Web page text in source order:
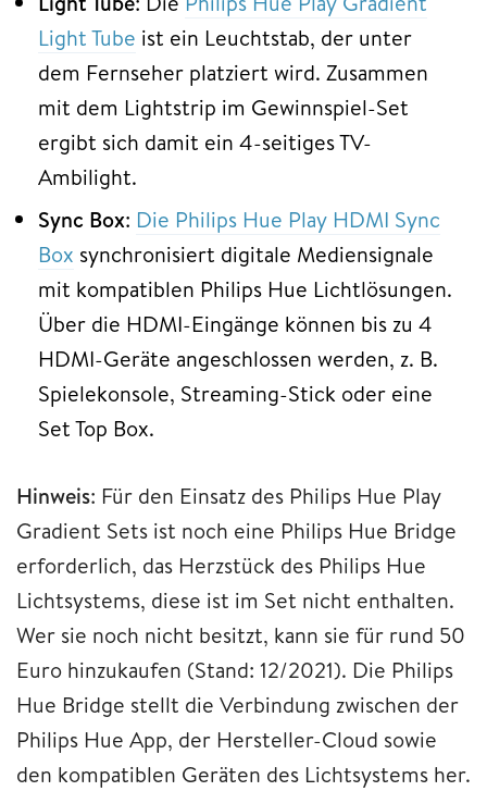
Light Tube ist ein Leuchtstab, der unter
dem Fernseher platziert wird. Zusammen
mit dem Lightstrip im Gewinnspiel-Set
ergibt sich damit ein 4-seitiges TV-
Ambilight.
Sync Box: Die Philips Hue Play HDMI Sync
Box synchronisiert digitale Mediensignale
mit kompatiblen Philips Hue Lichtlösungen.
Über die HDMI-Eingänge können bis zu 4
HDMI-Geräte angeschlossen werden, z. B.
Spielekonsole, Streaming-Stick oder eine
Set Top Box.
Hinweis: Für den Einsatz des Philips Hue Play
Gradient Sets ist noch eine Philips Hue Bridge
erforderlich, das Herzstück des Philips Hue
Lichtsystems, diese ist im Set nicht enthalten.
Wer sie noch nicht besitzt, kann sie für rund 50
Euro hinzukaufen (Stand: 12/2021). Die Philips
Hue Bridge stellt die Verbindung zwischen der
Philips Hue App, der Hersteller-Cloud sowie
den kompatiblen Geräten des Lichtsystems her.